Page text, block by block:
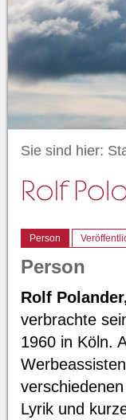
Sie sind hier:
Person
Person
Rolf
verbrachte
1960 in Köln.
Lyrik und